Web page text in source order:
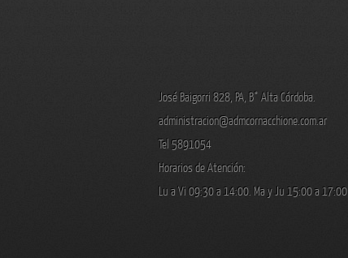
José Baigorri 828, PA, B° Alta Córdoba.
administracion@admcornacchione.com.ar
Tel 5891054
Horarios de Atención:
Lu a Vi 09:30 a 14:00. Ma y Ju 15:00 a 17:00